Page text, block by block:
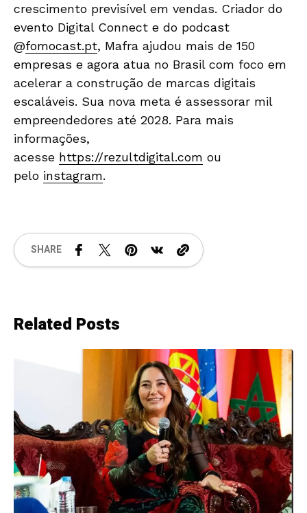
crescimento previsível em vendas. Criador do
evento Digital Connect e do podcast
@fomocast.pt, Mafra ajudou mais de 150
empresas e agora atua no Brasil com foco em
acelerar a construção de marcas digitais
escaláveis. Sua nova meta é assessorar mil
empreendedores até 2028. Para mais
informações,
acesse https://rezultdigital.com ou
pelo instagram.
SHARE
Related Posts